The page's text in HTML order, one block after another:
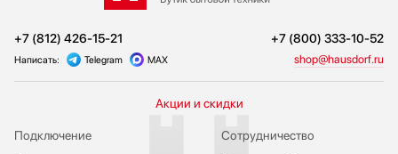
+7 (812) 426-15-21 +7 (800) 333-10-52
Написать: Telegram MAX shop@hausdorf.ru
Акции и скидки
Подключение
Сотрудничество